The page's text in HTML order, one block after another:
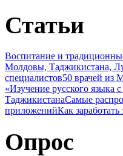
Статьи
Воспитание и
Молдовы, Таджикистана,
специалистов50 врачей из
«Изучение русского
ТаджикистанаСамые
приложенийКак
Опрос